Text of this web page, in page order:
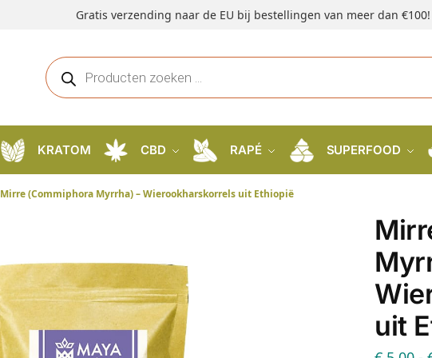
Gratis verzending naar de EU bij bestellingen van meer dan €100!
KRATOM CBD RAPÉ SUPERFOOD
Mirre (Commiphora Myrrha) – Wierookharskorrels uit Ethiopië
uit